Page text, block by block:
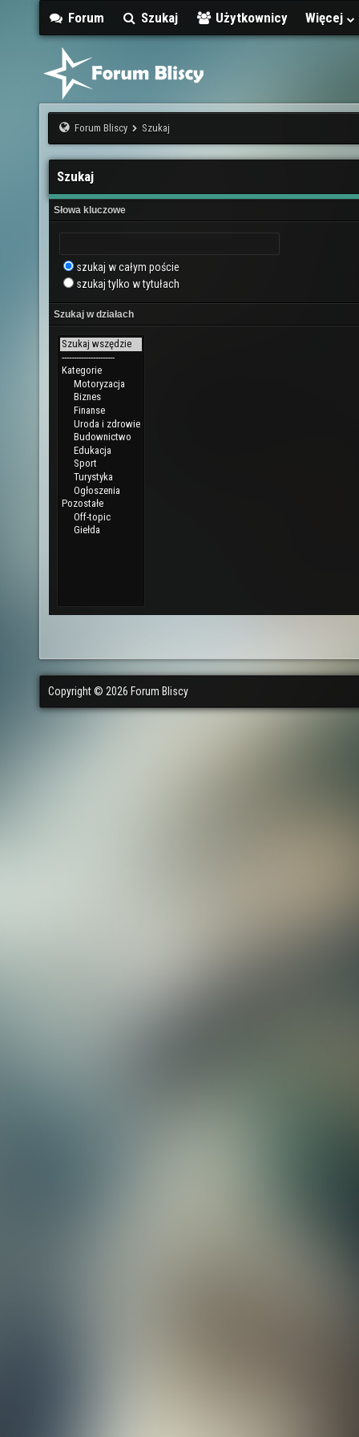
Forum Szukaj Użytkownicy Więcej
Forum Bliscy Szukaj
Szukaj
Słowa kluczowe
szukaj w całym poście
szukaj tylko w tytułach
Szukaj w działach
Copyright © 2026 Forum Bliscy